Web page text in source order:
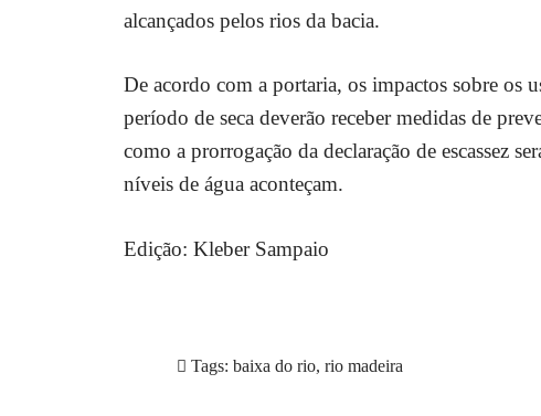
alcançados pelos rios da bacia.
De acordo com a portaria, os impactos sobre os
período de seca deverão receber medidas de
como a prorrogação da declaração de escassez
níveis de água aconteçam.
Edição: Kleber Sampaio
Tags: baixa do rio, rio madeira